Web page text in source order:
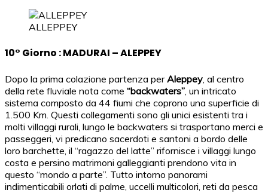
ALLEPPEY
10° Giorno : MADURAI – ALEPPEY
Dopo la prima colazione partenza perAleppey, al centro
della rete fluviale nota come “backwaters”, un intricato
sistema composto da 44 fiumi che coprono una superficie di
1.500 Km. Questi collegamenti sono gli unici esistenti tra i
molti villaggi rurali, lungo le backwaters si trasportano merci e
passeggeri, vi predicano sacerdoti e santoni a bordo delle
loro barchette, il “ragazzo del latte” rifornisce i villaggi lungo
costa e persino matrimoni galleggianti prendono vita in
questo “mondo a parte”. Tutto intorno panorami
indimenticabili orlati di palme, uccelli multicolori, reti da pesca